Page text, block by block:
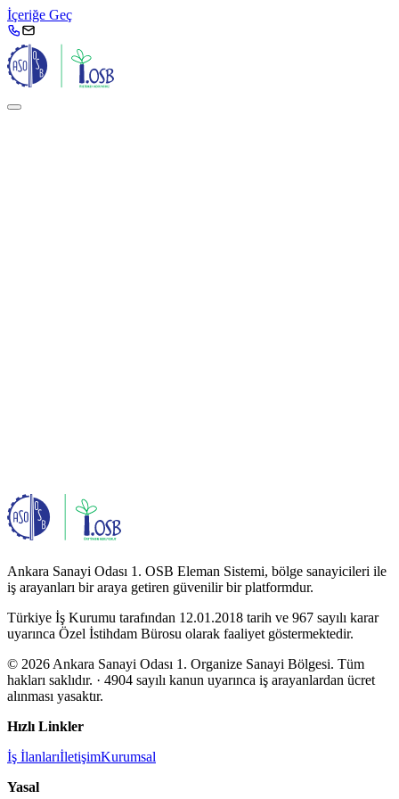
İçeriğe Geç
Ankara Sanayi Odası 1. OSB Eleman Sistemi, bölge sanayicileri ile
iş arayanları bir araya getiren güvenilir bir platformdur.
Türkiye İş Kurumu tarafından 12.01.2018 tarih ve 967 sayılı karar
uyarınca Özel İstihdam Bürosu olarak faaliyet göstermektedir.
© 2026 Ankara Sanayi Odası 1. Organize Sanayi Bölgesi. Tüm
hakları saklıdır. · 4904 sayılı kanun uyarınca iş arayanlardan ücret
alınması yasaktır.
Hızlı Linkler
İş İlanlarıİletişimKurumsal
Yasal